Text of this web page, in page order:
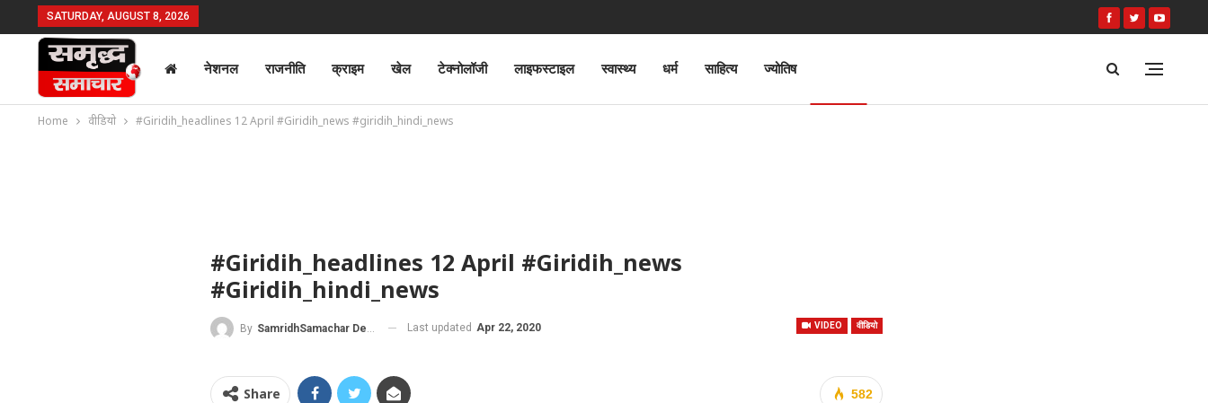
SATURDAY, AUGUST 8, 2026
नेशनल राजनीति क्राइम खेल टेक्नोलॉजी लाइफस्टाइल स्वास्थ्य धर्म साहित्य ज्योतिष
Home वीडियो #Giridih_headlines 12 April #Giridih_news #giridih_hindi_news
#Giridih_headlines 12 April #Giridih_news
#giridih_hindi_news
VIDEO वीडियो
By SamridhSamachar Desk Last updated Apr 22, 2020
582
Share